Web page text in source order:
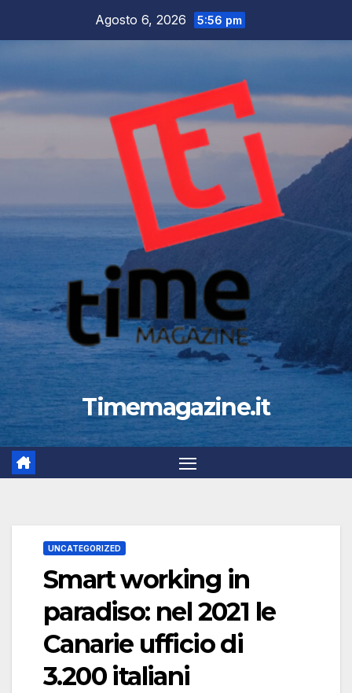
Agosto 6, 2026 5:56 pm
Timemagazine.it
UNCATEGORIZED
Smart working in
paradiso: nel 2021 le
Canarie ufficio di
3.200 italiani